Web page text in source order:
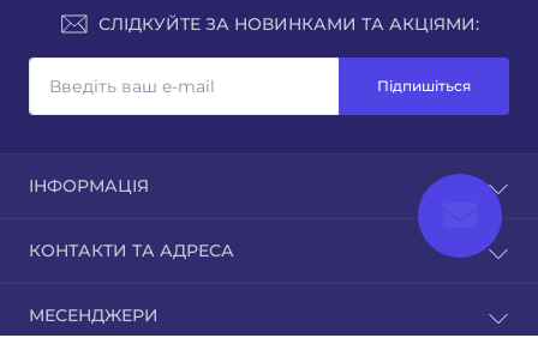
СЛІДКУЙТЕ ЗА НОВИНКАМИ ТА АКЦІЯМИ:
Підпишіться
ІНФОРМАЦІЯ
Доставка
Гарантія
КОНТАКТИ ТА АДРЕСА
МЕСЕНДЖЕРИ